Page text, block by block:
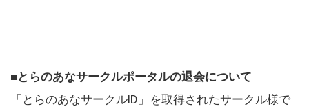
■とらのあなサークルポータルの退会について
「とらのあなサークルID」を取得されたサークル様で